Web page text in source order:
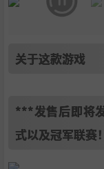
关于这款游戏
***发售后即将
式以及冠军联赛